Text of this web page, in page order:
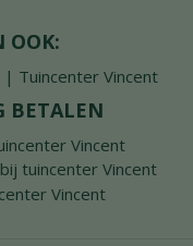
OOK:
BETALEN